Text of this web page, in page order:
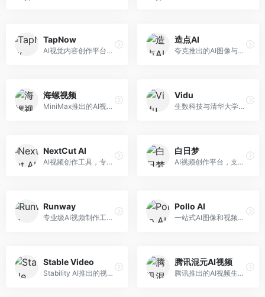
TapNow
AI视觉内容创作平台，整合图像与视频生成能力。面向内容创作者，提供文生图、文生视频、智能编辑等服务，创作工具丰富，一站式体验便捷。
造点AI
夸克推出的AI图像与视频创作平台。面向普通用户和内容创作者，提供文生图、文生视频等功能，操作简便，与夸克生态深度整合。
海螺视频
MiniMax推出的AI视频生成工具，支持高质量视频创作。面向内容创作者，提供文生视频、视频编辑等功能，生成速度快，视频效果自然流畅。
Vidu
生数科技与清华大学联合研发的AI视频生成大模型。面向视频创作者和内容生产者，支持文生视频、图生视频，视频质量高，物理运动理解准确，国产视频生成领先工具。
NextCut AI
AI视频创作工具，专注于智能剪辑和视频生成。面向视频创作者，提供智能剪辑、视频生成、特效添加等功能，剪辑效率高，适合快节奏内容生产。
白日梦
AI视频创作平台，支持生成长达50分钟的长视频内容。面向长视频创作者和内容生产者，支持故事视频生成、视频编辑等功能，适合叙事性内容创作。
Runway
专业级AI视频制作工具，支持视频生成与编辑。面向影视制作人和创意工作者，提供文生视频、视频编辑、绿幕抠像等专业功能，视频处理能力强，适合专业创作场景。
Pollo AI
一站式AI图像和视频创作平台，整合多种生成工具。面向内容创作者，提供文生图、文生视频、视频编辑等服务，创作工具全面，一站式体验便捷。
Stable Video
Stability AI推出的视频生成模型，开源可部署。面向开发者和专业创作者，支持视频生成、视频编辑等功能，开源生态完善，定制化程度高。
腾讯混元AI视频
腾讯推出的AI视频生成工具，基于混元大模型。面向腾讯生态用户和内容创作者，支持文生视频、视频编辑等功能，与腾讯产品生态深度整合。